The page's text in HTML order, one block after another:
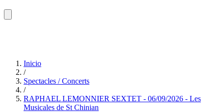
Inicio
/
Spectacles / Concerts
/
RAPHAEL LEMONNIER SEXTET - 06/09/2026 - Les
Musicales de St Chinian